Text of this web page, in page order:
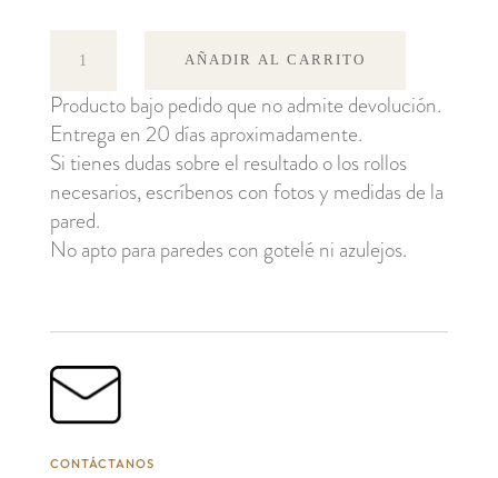
AÑADIR AL CARRITO
Producto bajo pedido que no admite devolución.
Entrega en 20 días aproximadamente.
Si tienes dudas sobre el resultado o los rollos
necesarios, escríbenos con fotos y medidas de la
pared.
No apto para paredes con gotelé ni azulejos.
CONTÁCTANOS